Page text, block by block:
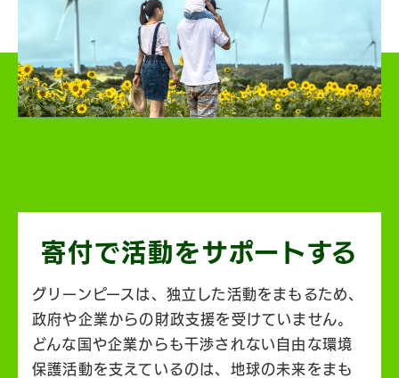
寄付で活動をサポートする
グリーンピースは、独立した活動をまもるため、
政府や企業からの財政支援を受けていません。
どんな国や企業からも干渉されない自由な環境
保護活動を支えているのは、地球の未来をまも